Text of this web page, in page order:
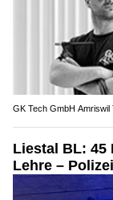
GK Tech GmbH
Liestal BL: 45
Lehre –